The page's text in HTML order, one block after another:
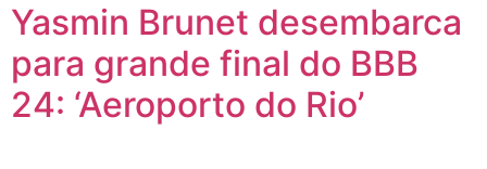
Yasmin Brunet desembarca
para grande final do BBB
24: ‘Aeroporto do Rio’